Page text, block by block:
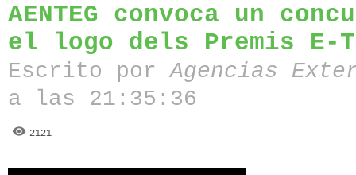
AENTEG convoca un
el logo dels Premis E-
Escrito porAgencias
a las 21:35:36
2121